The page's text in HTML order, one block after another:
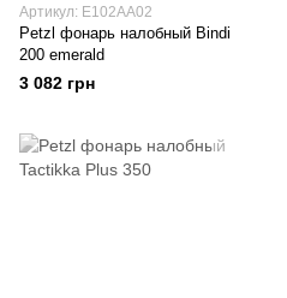
Артикул: E102AA02
Petzl фонарь налобный Bindi
200 emerald
3 082 грн